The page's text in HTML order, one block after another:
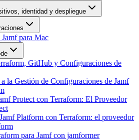
identidad y despliegue
Jamf para Mac
GitHub y Configuraciones de
la Gestión de Configuraciones de Jamf
Protect con Terraform: El Proveedor
Platform con Terraform: el proveedor
para Jamf con jamformer